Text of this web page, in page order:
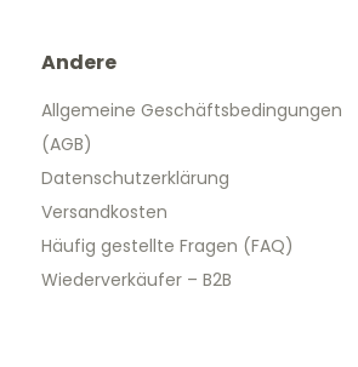
Andere
Allgemeine Geschäftsbedingungen
(AGB)
Datenschutzerklärung
Versandkosten
Häufig gestellte Fragen (FAQ)
Wiederverkäufer – B2B